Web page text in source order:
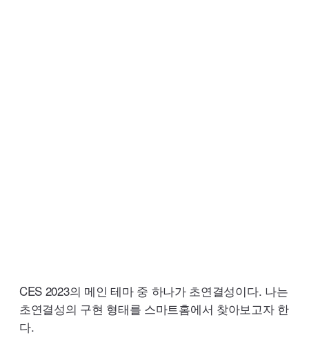
CES 2023의 메인 테마 중 하나가 초연결성이다. 나는
초연결성의 구현 형태를 스마트홈에서 찾아보고자 한
다.